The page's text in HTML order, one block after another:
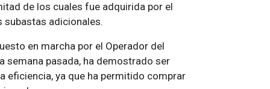
de los cuales fue adquirida por el
subastas adicionales.
en marcha por el Operador del
semana pasada, ha demostrado ser
eficiencia, ya que ha permitido comprar